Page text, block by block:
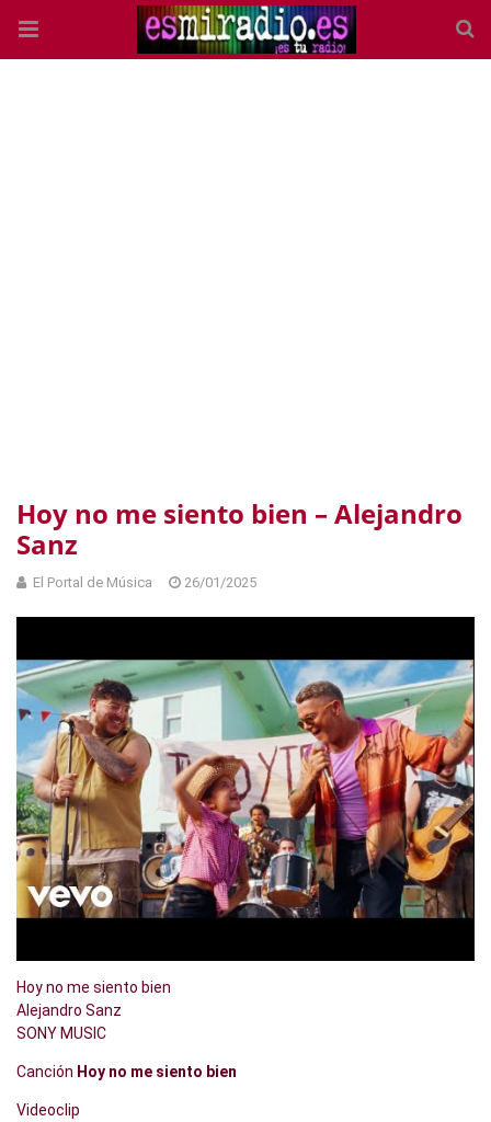
Hoy no me siento bien – Alejandro
Sanz
El Portal de Música 26/01/2025
Hoy no me siento bien
Alejandro Sanz
SONY MUSIC
Canción Hoy no me siento bien
Videoclip